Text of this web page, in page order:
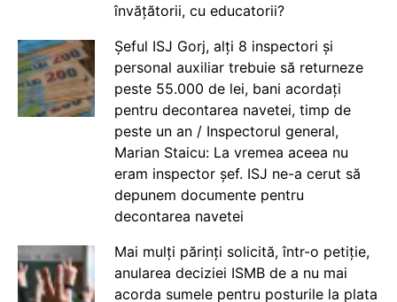
învățătorii, cu educatorii?
Șeful ISJ Gorj, alți 8 inspectori și
personal auxiliar trebuie să returneze
peste 55.000 de lei, bani acordați
pentru decontarea navetei, timp de
peste un an / Inspectorul general,
Marian Staicu: La vremea aceea nu
eram inspector șef. ISJ ne-a cerut să
depunem documente pentru
decontarea navetei
Mai mulți părinți solicită, într-o petiție,
anularea deciziei ISMB de a nu mai
acorda sumele pentru posturile la plata